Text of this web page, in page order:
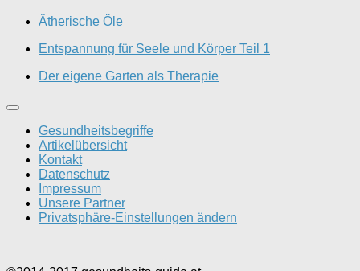
Ätherische Öle
Entspannung für Seele und Körper Teil 1
Der eigene Garten als Therapie
Gesundheitsbegriffe
Artikelübersicht
Kontakt
Datenschutz
Impressum
Unsere Partner
Privatsphäre-Einstellungen ändern